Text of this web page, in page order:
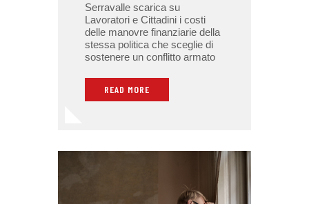
Serravalle scarica su
Lavoratori e Cittadini i costi
delle manovre finanziarie della
stessa politica che sceglie di
sostenere un conflitto armato
READ MORE